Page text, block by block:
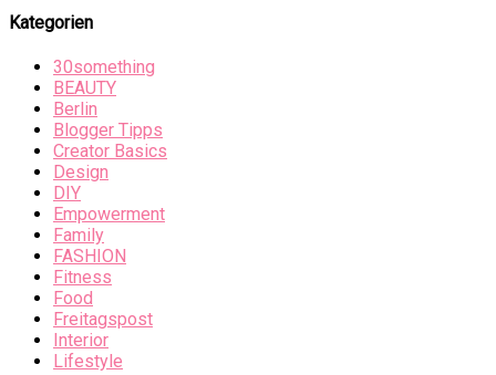
Kategorien
30something
BEAUTY
Berlin
Blogger Tipps
Creator Basics
Design
DIY
Empowerment
Family
FASHION
Fitness
Food
Freitagspost
Interior
Lifestyle